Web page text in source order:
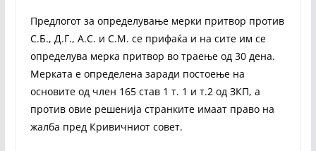
Предлогот за определување мерки притвор против
С.Б., Д.Г., А.С. и С.М. се прифаќа и на сите им се
определува мерка притвор во траење од 30 дена.
Мерката е определена заради постоење на
основите од член 165 став 1 т. 1 и т.2 од ЗКП, а
против овие решенија странките имаат право на
жалба пред Кривичниот совет.